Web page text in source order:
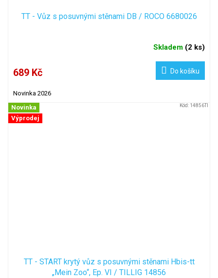
TT - Vůz s posuvnými stěnami DB / ROCO 6680026
Skladem (2 ks)
689 Kč Do košíku
Novinka 2026
Novinka
Výprodej
TT - START krytý vůz s posuvnými stěnami Hbis-tt
„Mein Zoo“, Ep. VI / TILLIG 14856
Kód: 14856TI